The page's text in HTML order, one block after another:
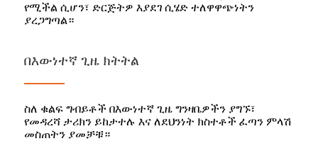
የሚችል ሲሆን፣ ድርጅትዎ እያደገ ሲሄድ ተለዋዋጭነትን
ያረጋግጣል።
በእውነተኛ ጊዜ ክትትል
ስለ ቁልፍ ግብይቶች በእውነተኛ ጊዜ ግንዛቤዎችን ያግኙ፣
የመዳረሻ ታሪክን ይከታተሉ እና ለደህንነት ክስተቶች ፈጣን ምላሽ
መስጠትን ያመቻቹ።